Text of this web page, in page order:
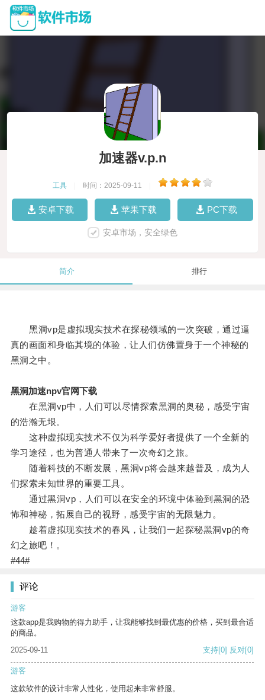
加速器v.p.n
工具 时间：2025-09-11
安卓下载 苹果下载 PC下载
安卓市场，安全绿色
简介 排行
黑洞vp是虚拟现实技术在探秘领域的一次突破，通过逼
真的画面和身临其境的体验，让人们仿佛置身于一个神秘的
黑洞之中。
黑洞加速npv官网下载
在黑洞vp中，人们可以尽情探索黑洞的奥秘，感受宇宙
的浩瀚无垠。
这种虚拟现实技术不仅为科学爱好者提供了一个全新的
学习途径，也为普通人带来了一次奇幻之旅。
随着科技的不断发展，黑洞vp将会越来越普及，成为人
们探索未知世界的重要工具。
通过黑洞vp，人们可以在安全的环境中体验到黑洞的恐
怖和神秘，拓展自己的视野，感受宇宙的无限魅力。
趁着虚拟现实技术的春风，让我们一起探秘黑洞vp的奇
幻之旅吧！。
#44#
评论
游客
这款app是我购物的得力助手，让我能够找到最优惠的价格，买到最合适
的商品。
2025-09-11
支持[0] 反对[0]
游客
这款软件的设计非常人性化，使用起来非常舒服。